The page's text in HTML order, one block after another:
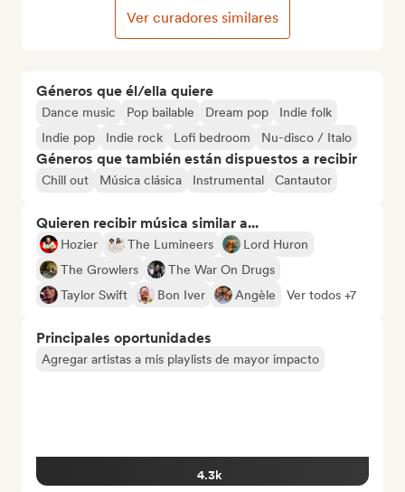
Géneros que él/ella quiere
Dance music Pop bailable Dream pop
Indie folk
Indie pop
Indie rock Lofi bedroom Nu-disco / Italo
Géneros que también están dispuestos a recibir
Chill out Música clásica Instrumental Cantautor
Quieren recibir música similar a...
Hozier The Lumineers
Lord Huron
The Growlers
The War On Drugs
Taylor Swift
Bon Iver Angèle Ver todos +7
Principales oportunidades
Agregar artistas a mis playlists de mayor impacto
4.3k
Ver curadores similares